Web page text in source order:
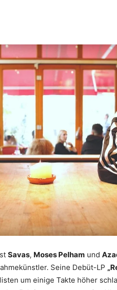
Savas, Moses Pelham und
Seine Debüt-LP
um einige Takte höher